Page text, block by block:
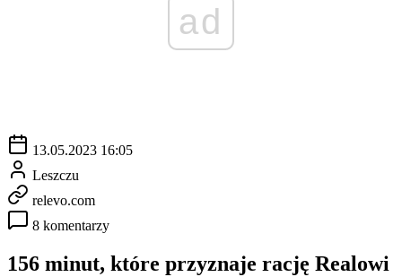
ad
13.05.2023 16:05
Leszczu
relevo.com
8 komentarzy
156 minut, które przyznaje rację Realowi